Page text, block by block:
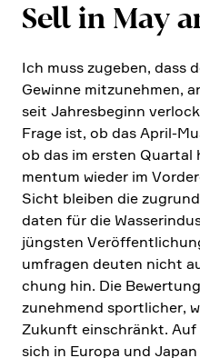
Sell in May
Ich muss zugeben, dass
Gewinne mitzu­nehmen,
seit Jahres­be­ginn
Frage ist, ob das April-
ob das im ersten
mentum wieder im
Sicht bleiben die
daten für die
jüngsten
um­fragen deuten nicht
chung hin. Die
zuneh­mend sport­li­cher,
Zukunft einschränkt. Auf
sich in Europa und